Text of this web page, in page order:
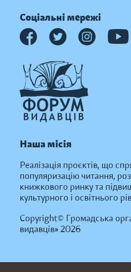
Соціальні мережі
Наша місія
Реалізація проєктів, що
популяризацію читання,
книжкового ринку та
культурного і освітнього
Copyright© Громадська
видавців» 2026